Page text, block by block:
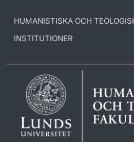
HUMANISTISKA OCH
INSTITUTIONER